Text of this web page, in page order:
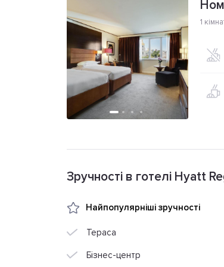
1
Зручності в готелі Hyatt
Найпопулярніші зручності
Тераса
Бізнес-центр